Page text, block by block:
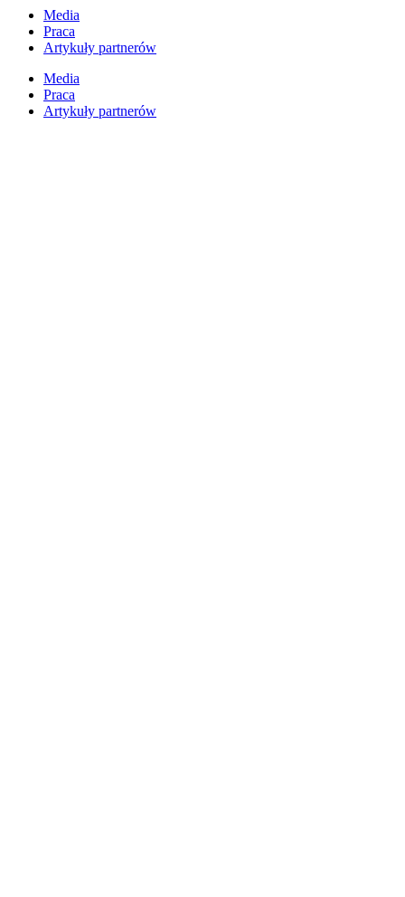
Przejdź
treści
Media
Praca
Artykuły partnerów
Media
Praca
Artykuły partnerów